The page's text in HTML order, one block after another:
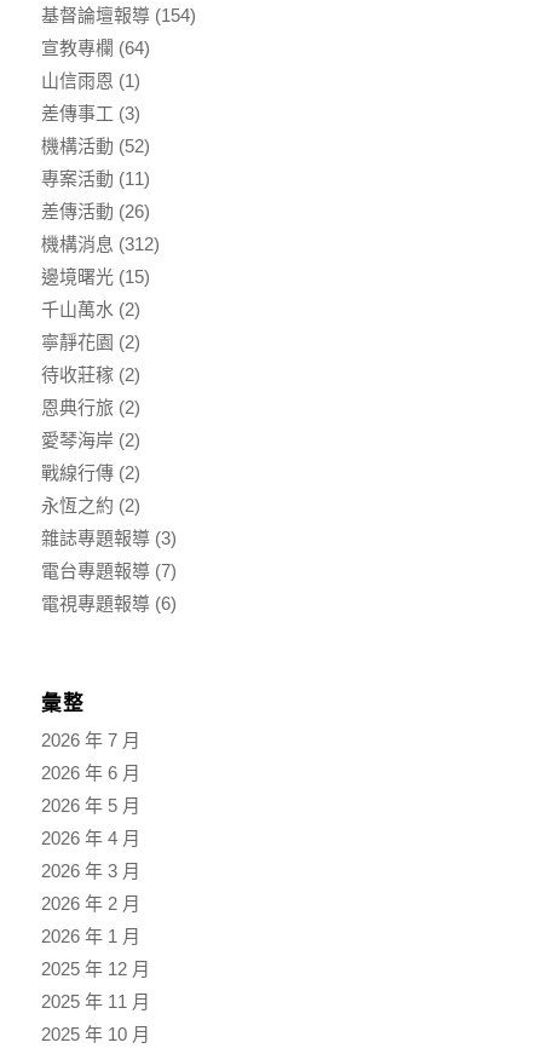
基督論壇報導(154)
宣教專欄 (64)
山信雨恩 (1)
差傳事工 (3)
機構活動 (52)
專案活動 (11)
差傳活動 (26)
機構消息 (312)
邊境曙光(15)
千山萬水 (2)
寧靜花園 (2)
待收莊稼 (2)
恩典行旅(2)
愛琴海岸(2)
戰線行傳(2)
永恆之約 (2)
雜誌專題報導(3)
電台專題報導(7)
電視專題報導(6)
彙整
2026 年 7 月
2026 年 6 月
2026 年 5 月
2026 年 4 月
2026 年 3 月
2026 年 2 月
2026 年 1 月
2025 年 12 月
2025 年 11 月
2025 年 10 月